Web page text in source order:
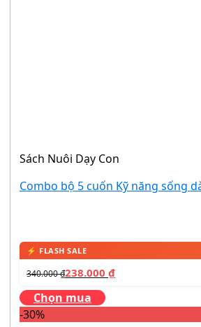
Sách Nuôi Dạy Con
Combo bộ 5 cuốn Kỹ năng sống
340.000₫238.000 ₫
Chọn mua
-30%